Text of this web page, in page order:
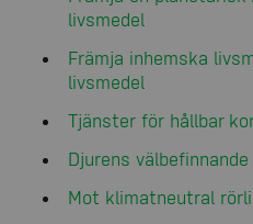
livsmedel
Främja inhemska
livsmedel
Tjänster för hållbar
Djurens välbefinnande
Mot klimatneutral